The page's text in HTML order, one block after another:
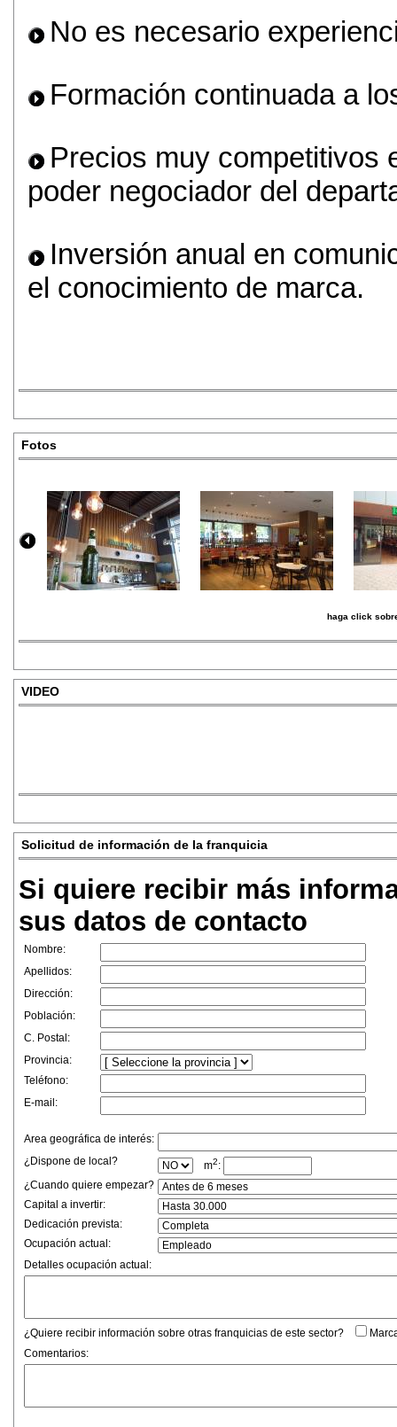
No es necesario
Formación continuada a
Precios muy competitivos
poder negociador del
Inversión anual en
el conocimiento de marca.
Fotos
haga click
VIDEO
Solicitud de información de la franquicia
Si quiere recibir más
sus datos de contacto
Nombre:
Apellidos:
Dirección:
Población:
C. Postal:
Provincia:
Teléfono:
E-mail:
Area geográfica de interés:
¿Dispone de local?
m2:
¿Cuando quiere empezar?
Capital a invertir:
Dedicación prevista:
Ocupación actual:
Detalles ocupación actual:
¿Quiere recibir información sobre otras franquicias de este sector?
Comentarios: